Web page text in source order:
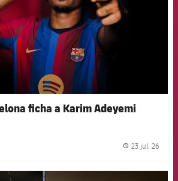
ficha a Karim Adeyemi
23 jul. 26
FCB Barcelona badge